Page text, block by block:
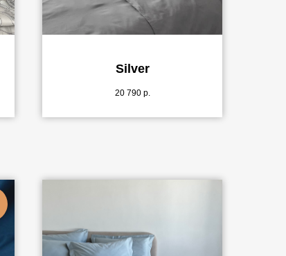
Silver
20 790 р.